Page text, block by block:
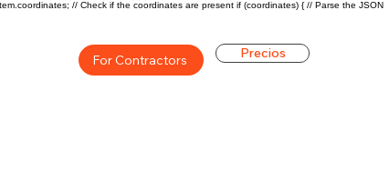
// Check if the coordinates are present if (coordinates) { // Parse the JSON
For Contractors Precios